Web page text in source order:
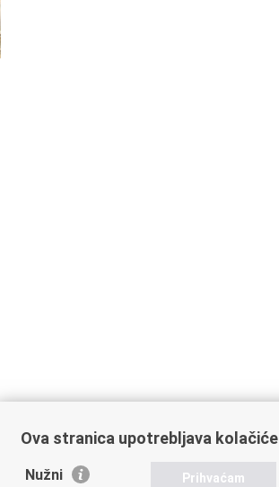
Ova stranica upotrebljava kolačiće
Nužni Prihvaćam